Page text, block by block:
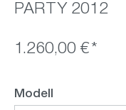
PARTY 2012
1.260,00 €*
Modell